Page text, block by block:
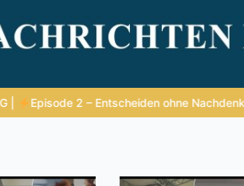
klüger ist als Reflexion | 4.Serie: